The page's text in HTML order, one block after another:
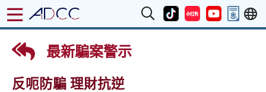
最新騙案警示
反呃防騙 理財抗逆